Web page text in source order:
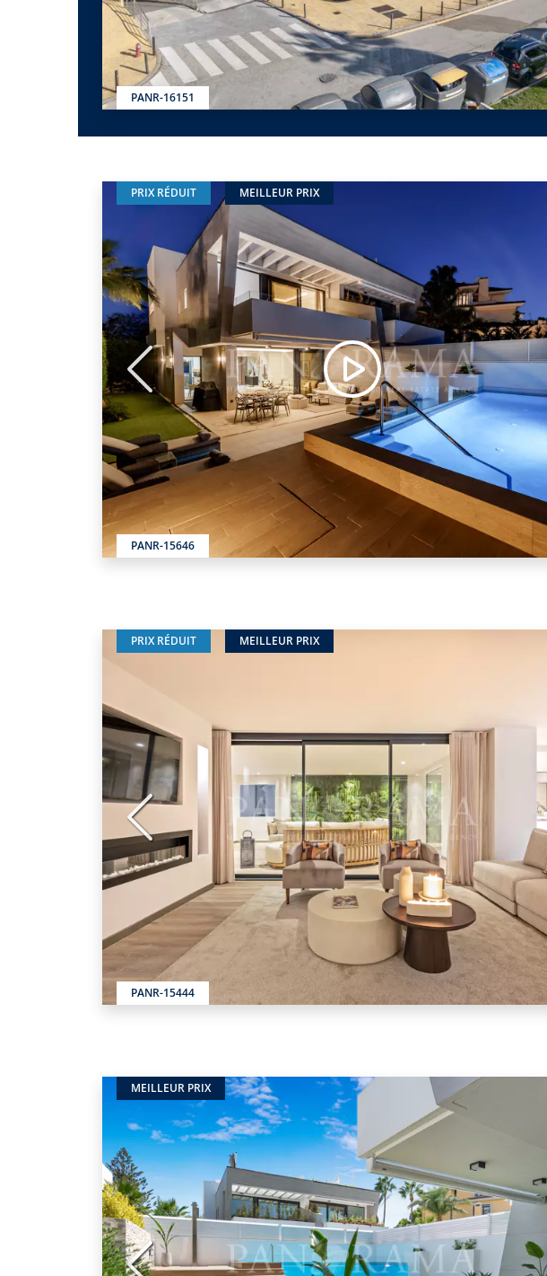
PANR-16151
PRIX RÉDUIT MEILLEUR PRIX
PANR-15646
Précédent
PRIX RÉDUIT MEILLEUR PRIX
PANR-15444
Précédent
MEILLEUR PRIX